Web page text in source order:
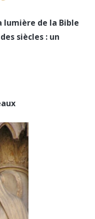
lumière de la Bible
siècles : un